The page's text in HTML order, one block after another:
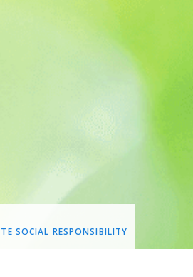
SOCIAL RESPONSIBILITY